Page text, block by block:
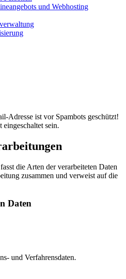
und Webhosting
Adresse ist vor Spambots geschützt!
eingeschaltet sein.
die Arten der verarbeiteten Daten
zusammen und verweist auf die
Daten
und Verfahrensdaten.